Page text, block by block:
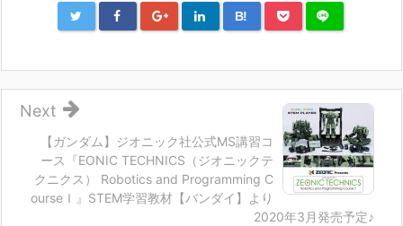
B!
【ガンダム】ジオニック社公式MS講習コ
ース『EONIC TECHNICS（ジオニックテ
クニクス） Robotics and Programming C
ourseＩ』STEM学習教材【バンダイ】より
2020年3月発売予定♪
Next